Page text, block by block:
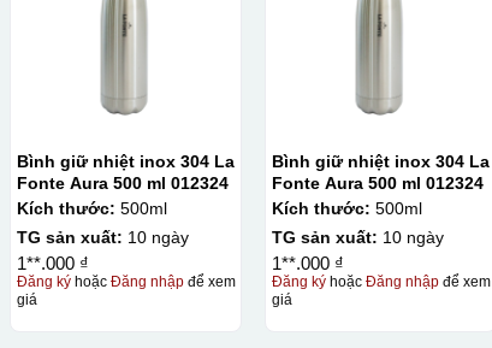
Bình giữ nhiệt inox 304 La
Fonte Aura 500 ml 012324
Kích thước: 500ml
TG sản xuất: 10 ngày
1**.000 ₫
Đăng kýhoặc Đăng nhậpđể xem
giá
Bình giữ nhiệt inox 304 La
Fonte Aura 500 ml 012324
Kích thước: 500ml
TG sản xuất: 10 ngày
1**.000 ₫
Đăng ký hoặcĐăng nhập để xem
giá